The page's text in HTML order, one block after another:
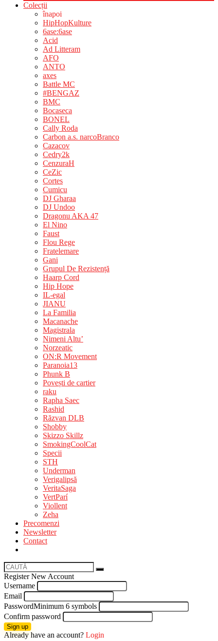
Colecții
înapoi
HipHopKulture
6ase:6ase
Acid
Ad Litteram
AFO
ANTO
axes
Battle MC
#BENGAZ
BMC
Bocaseca
BONEL
Cally Roda
Carbon a.s. narcoBranco
Cazacov
Cedry2k
CenzuraH
CeZic
Cortes
Cumicu
DJ Gharaa
DJ Undoo
Dragonu AKA 47
El Nino
Faust
Flou Rege
Fratelemare
Gani
Grupul De Rezistență
Haarp Cord
Hip Hope
IL-egal
JIANU
La Familia
Macanache
Magistrala
Nimeni Altu’
Norzeatic
ON:R Movement
Paranoia13
Phunk B
Povești de cartier
raku
Rapha Saec
Rashid
Răzvan DLB
Shobby
Skizzo Skillz
SmokingCoolCat
Specii
STH
Underman
Verigalipsă
VeritaSaga
VertParí
Viollent
Zeha
Precomenzi
Newsletter
Contact
Register New Account
Username
Email
PasswordMinimum 6 symbols
Confirm password
Sign up
Already have an account? Login